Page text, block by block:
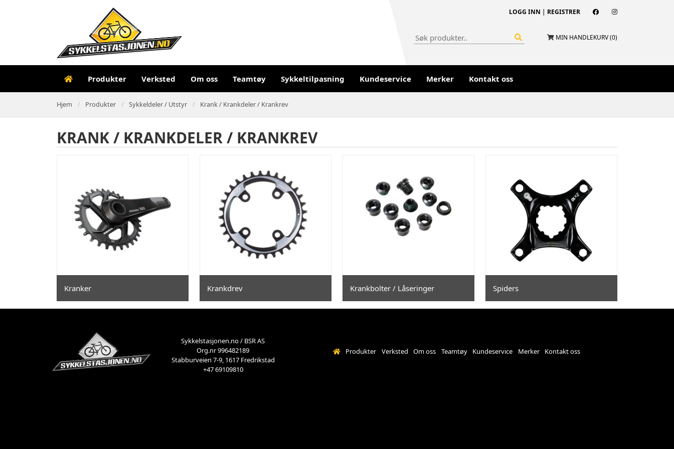
LOGG INN | REGISTRER
MIN HANDLEKURV (0)
Produkter Verksted Om oss Teamtøy Sykkeltilpasning Kundeservice Merker Kontakt oss
Hjem Produkter Sykkeldeler / Utstyr Krank / Krankdeler / Krankrev
KRANK / KRANKDELER / KRANKREV
Kranker Krankdrev Krankbolter / Låseringer Spiders
Produkter Verksted Om oss Teamtøy Kundeservice Merker Kontakt oss
Sykkelstasjonen.no / BSR AS
Org.nr 996482189
Stabburveien 7-9, 1617 Fredrikstad
+47 69109810